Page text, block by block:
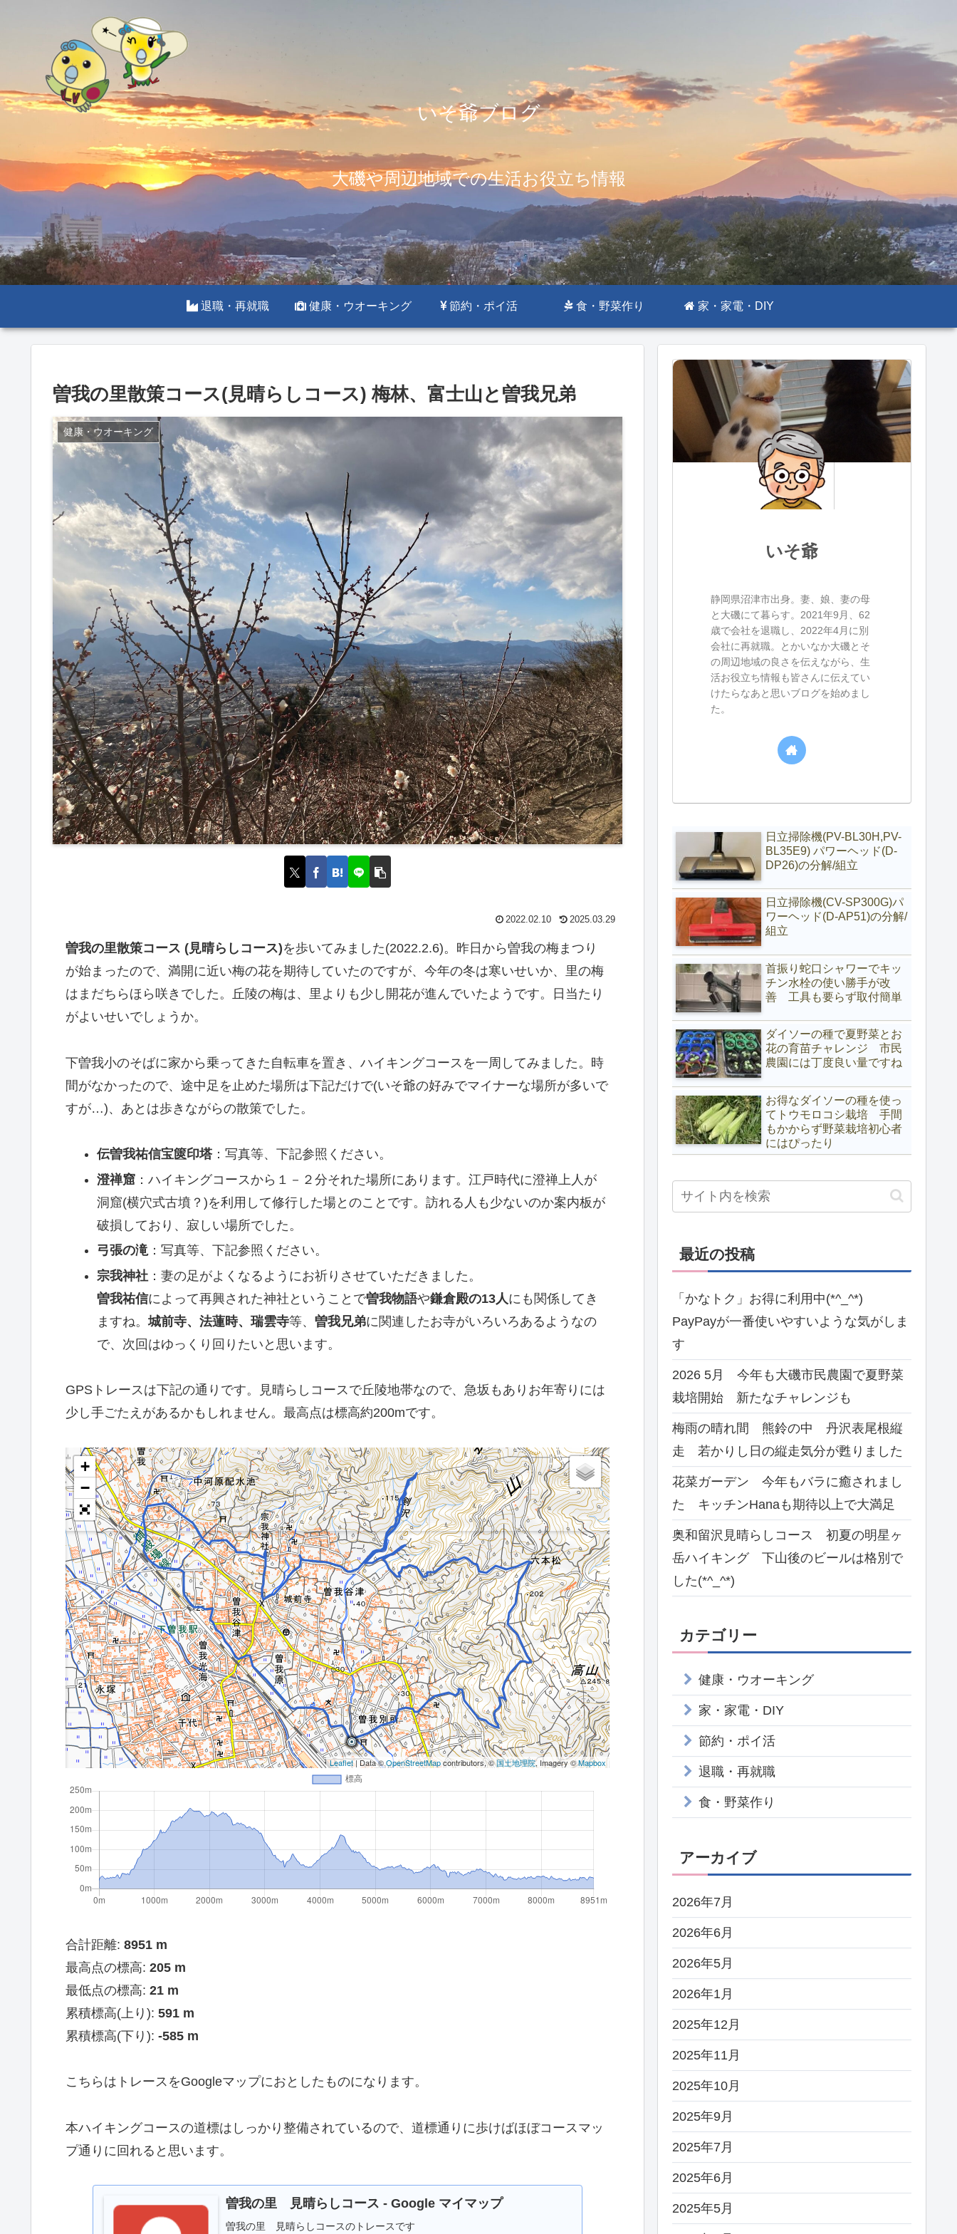
いそ爺ブログ
大磯や周辺地域での生活お役立ち情報
退職・再就職 健康・ウオーキング 節約・ポイ活 食・野菜作り 家・家電・DIY
曽我の里散策コース(見晴らしコース) 梅林、富士山と曽我兄弟
健康・ウオーキング
2022.02.10 2025.03.29
曽我の里散策コース (見晴らしコース)を歩いてみました(2022.2.6)。昨日から曽我の梅まつり
が始まったので、満開に近い梅の花を期待していたのですが、今年の冬は寒いせいか、里の梅
はまだちらほら咲きでした。丘陵の梅は、里よりも少し開花が進んでいたようです。日当たり
がよいせいでしょうか。
下曽我小のそばに家から乗ってきた自転車を置き、ハイキングコースを一周してみました。時
間がなかったので、途中足を止めた場所は下記だけで(いそ爺の好みでマイナーな場所が多いで
すが…)、あとは歩きながらの散策でした。
伝曽我祐信宝篋印塔：写真等、下記参照ください。
澄禅窟：ハイキングコースから１－２分それた場所にあります。江戸時代に澄禅上人が
洞窟(横穴式古墳？)を利用して修行した場とのことです。訪れる人も少ないのか案内板が
破損しており、寂しい場所でした。
弓張の滝：写真等、下記参照ください。
宗我神社：妻の足がよくなるようにお祈りさせていただきました。
曽我祐信によって再興された神社ということで曽我物語や鎌倉殿の13人にも関係してき
ますね。城前寺、法蓮時、瑞雲寺等、 曽我兄弟に関連したお寺がいろいろあるようなの
で、次回はゆっくり回りたいと思います。
GPSトレースは下記の通りです。見晴らしコースで丘陵地帯なので、急坂もありお年寄りには
少し手ごたえがあるかもしれません。最高点は標高約200mです。
+
−
Leaflet| Data ©OpenStreetMapcontributors, ©国土地理院, Imagery ©Mapbox
合計距離: 8951 m
最高点の標高: 205 m
最低点の標高: 21 m
累積標高(上り): 591 m
累積標高(下り): -585 m
こちらはトレースをGoogleマップにおとしたものになります。
本ハイキングコースの道標はしっかり整備されているので、道標通りに歩けばほぼコースマッ
プ通りに回れると思います。
曽我の里 見晴らしコース - Google マイマップ
曽我の里 見晴らしコースのトレースです
いそ爺
静岡県沼津市出身。妻、娘、妻の母
と大磯にて暮らす。2021年9月、62
歳で会社を退職し、2022年4月に別
会社に再就職。とかいなか大磯とそ
の周辺地域の良さを伝えながら、生
活お役立ち情報も皆さんに伝えてい
けたらなあと思いブログを始めまし
た。
日立掃除機(PV-BL30H,PV-
BL35E9) パワーヘッド(D-
DP26)の分解/組立
日立掃除機(CV-SP300G)パ
ワーヘッド(D-AP51)の分解/
組立
首振り蛇口シャワーでキッ
チン水栓の使い勝手が改
善 工具も要らず取付簡単
ダイソーの種で夏野菜とお
花の育苗チャレンジ 市民
農園には丁度良い量ですね
お得なダイソーの種を使っ
てトウモロコシ栽培 手間
もかからず野菜栽培初心者
にはぴったり
最近の投稿
「かなトク」お得に利用中(*^_^*)
PayPayが一番使いやすいような気がしま
す
2026 5月 今年も大磯市民農園で夏野菜
栽培開始 新たなチャレンジも
梅雨の晴れ間 熊鈴の中 丹沢表尾根縦
走 若かりし日の縦走気分が甦りました
花菜ガーデン 今年もバラに癒されまし
た キッチンHanaも期待以上で大満足
奥和留沢見晴らしコース 初夏の明星ヶ
岳ハイキング 下山後のビールは格別で
した(*^_^*)
カテゴリー
健康・ウオーキング
家・家電・DIY
節約・ポイ活
退職・再就職
食・野菜作り
アーカイブ
2026年7月
2026年6月
2026年5月
2026年1月
2025年12月
2025年11月
2025年10月
2025年9月
2025年7月
2025年6月
2025年5月